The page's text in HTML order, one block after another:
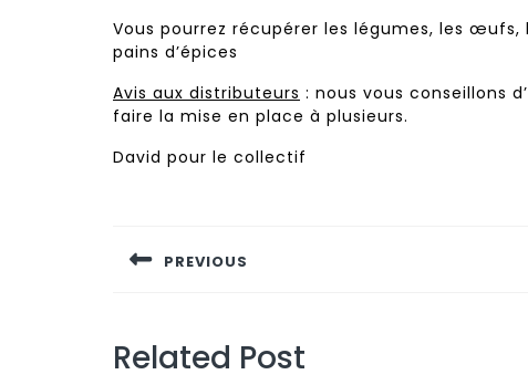
Vous pourrez récupérer les légumes, les
pains d’épices
Avis aux distributeurs : nous vous conseillons
faire la mise en place à plusieurs.
David pour le collectif
de PREVIOUS
Related Post